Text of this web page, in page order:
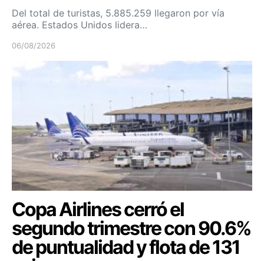
Del total de turistas, 5.885.259 llegaron por vía
aérea. Estados Unidos lidera…
06/08/2026
Copa Airlines cerró el
segundo trimestre con 90.6%
de puntualidad y flota de 131